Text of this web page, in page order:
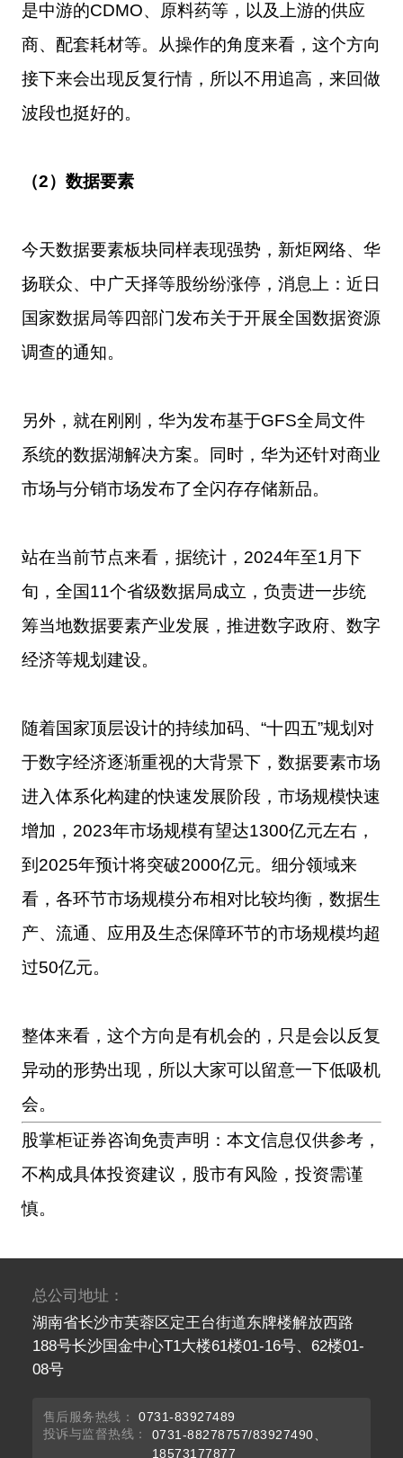
是中游的CDMO、原料药等，以及上游的供应
商、配套耗材等。从操作的角度来看，这个方向
接下来会出现反复行情，所以不用追高，来回做
波段也挺好的。
（2）数据要素
今天数据要素板块同样表现强势，新炬网络、华
扬联众、中广天择等股纷纷涨停，消息上：近日
国家数据局等四部门发布关于开展全国数据资源
调查的通知。
另外，就在刚刚，华为发布基于GFS全局文件
系统的数据湖解决方案。同时，华为还针对商业
市场与分销市场发布了全闪存存储新品。
站在当前节点来看，据统计，2024年至1月下
旬，全国11个省级数据局成立，负责进一步统
筹当地数据要素产业发展，推进数字政府、数字
经济等规划建设。
随着国家顶层设计的持续加码、“十四五”规划对
于数字经济逐渐重视的大背景下，数据要素市场
进入体系化构建的快速发展阶段，市场规模快速
增加，2023年市场规模有望达1300亿元左右，
到2025年预计将突破2000亿元。细分领域来
看，各环节市场规模分布相对比较均衡，数据生
产、流通、应用及生态保障环节的市场规模均超
过50亿元。
整体来看，这个方向是有机会的，只是会以反复
异动的形势出现，所以大家可以留意一下低吸机
会。
股掌柜证券咨询免责声明：本文信息仅供参考，
不构成具体投资建议，股市有风险，投资需谨
慎。
总公司地址：
湖南省长沙市芙蓉区定王台街道东牌楼解放西路
188号长沙国金中心T1大楼61楼01-16号、62楼01-
08号
售后服务热线：
0731-83927489
投诉与监督热线：
0731-88278757/83927490、
18573177877